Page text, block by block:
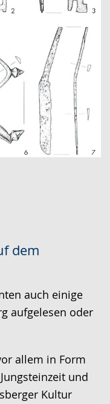
dem
auch einige
aufgelesen oder
allem in Form
und
Kultur